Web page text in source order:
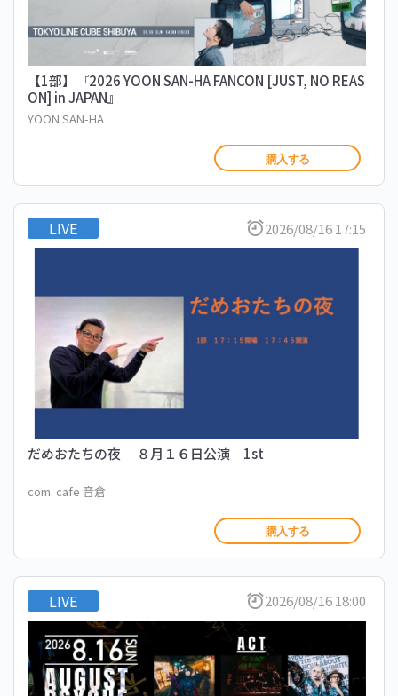
【1部】『2026 YOON SAN-HA FANCON [JUST, NO REAS
ON] in JAPAN』
YOON SAN-HA
購入する
LIVE 2026/08/16 17:15
だめおたちの夜 ８月１６日公演 1st
com. cafe 音倉
購入する
LIVE 2026/08/16 18:00